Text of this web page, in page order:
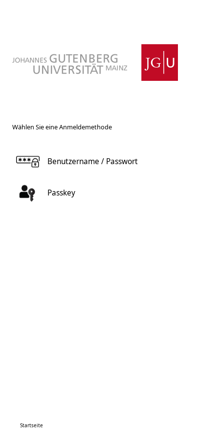
Wählen Sie eine Anmeldemethode
Benutzername / Passwort
Passkey
Startseite